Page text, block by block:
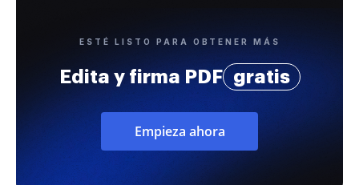
ESTÉ LISTO PARA OBTENER MÁS
Edita y firma PDF gratis
Empieza ahora